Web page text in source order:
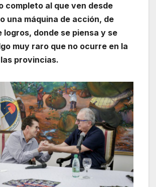
completo al que ven desde
una máquina de acción, de
logros, donde se piensa y se
muy raro que no ocurre en la
provincias.